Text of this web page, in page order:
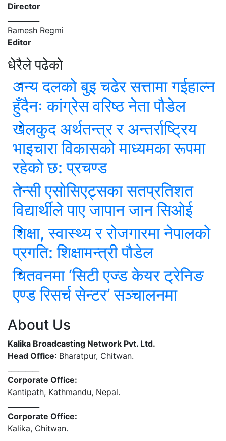
Director
Ramesh Regmi
Editor
धेरैले पढेको
अन्य दलको बुइ चढेर सत्तामा गईहाल्न
हुँदैनः कांग्रेस वरिष्ठ नेता पौडेल
खेलकुद अर्थतन्त्र र अन्तर्राष्ट्रिय
भाइचारा विकासको माध्यमका रूपमा
रहेको छ: प्रचण्ड
तेन्सी एसोसिएट्सका सतप्रतिशत
विद्यार्थीले पाए जापान जान सिओई
शिक्षा, स्वास्थ्य र रोजगारमा नेपालको
प्रगति: शिक्षामन्त्री पौडेल
चितवनमा ‘सिटी एज्ड केयर ट्रेनिङ
एण्ड रिसर्च सेन्टर’ सञ्चालनमा
About Us
Kalika Broadcasting Network Pvt. Ltd.
Head Office: Bharatpur, Chitwan.
Corporate Office:
Kantipath, Kathmandu, Nepal.
Corporate Office:
Kalika, Chitwan.